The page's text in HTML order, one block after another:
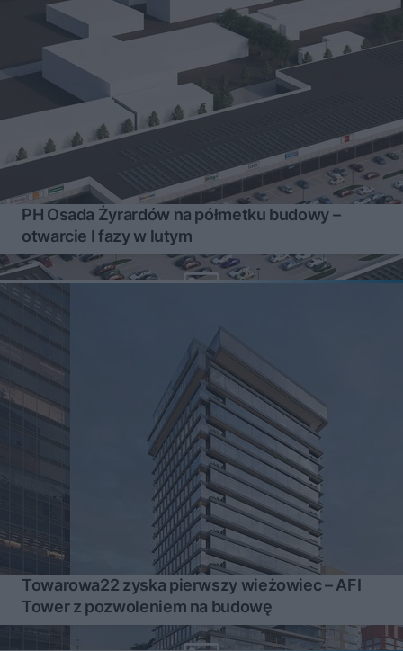
PH Osada Żyrardów na półmetku budowy –
otwarcie I fazy w lutym
Towarowa22 zyska pierwszy wieżowiec – AFI
Tower z pozwoleniem na budowę